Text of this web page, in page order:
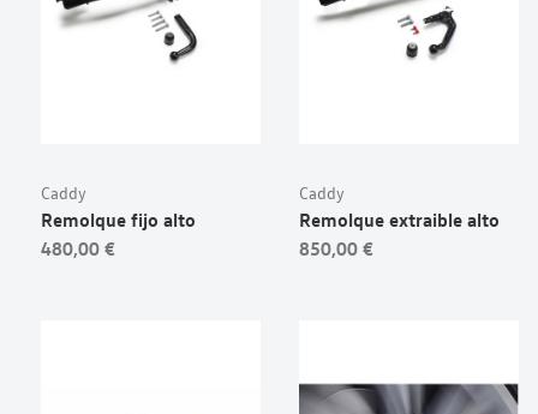
Caddy
Remolque fijo alto
480,00 €
Caddy
Remolque extraible alto
850,00 €